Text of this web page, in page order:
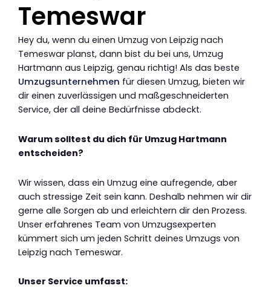
Temeswar
Hey du, wenn du einen Umzug von Leipzig nach
Temeswar planst, dann bist du bei uns, Umzug
Hartmann aus Leipzig, genau richtig! Als das beste
Umzugsunternehmen für diesen Umzug, bieten wir
dir einen zuverlässigen und maßgeschneiderten
Service, der all deine Bedürfnisse abdeckt.
Warum solltest du dich für Umzug Hartmann
entscheiden?
Wir wissen, dass ein Umzug eine aufregende, aber
auch stressige Zeit sein kann. Deshalb nehmen wir dir
gerne alle Sorgen ab und erleichtern dir den Prozess.
Unser erfahrenes Team von Umzugsexperten
kümmert sich um jeden Schritt deines Umzugs von
Leipzig nach Temeswar.
Unser Service umfasst: